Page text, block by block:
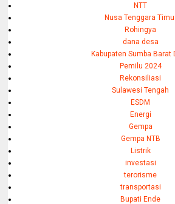
NTT
Nusa Tenggara
Rohingya
dana desa
Kabupaten Sumba Barat
Pemilu 2024
Rekonsiliasi
Sulawesi Tengah
ESDM
Energi
Gempa
Gempa NTB
Listrik
investasi
terorisme
transportasi
Bupati Ende